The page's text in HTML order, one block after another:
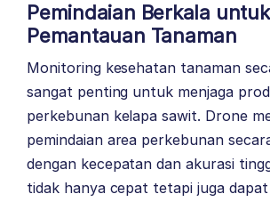
Pemindaian Berkala untuk
Pemantauan Tanaman
Monitoring kesehatan tanaman
sangat penting untuk menjaga
perkebunan kelapa sawit. Drone
pemindaian area perkebunan
dengan kecepatan dan akurasi
tidak hanya cepat tetapi juga